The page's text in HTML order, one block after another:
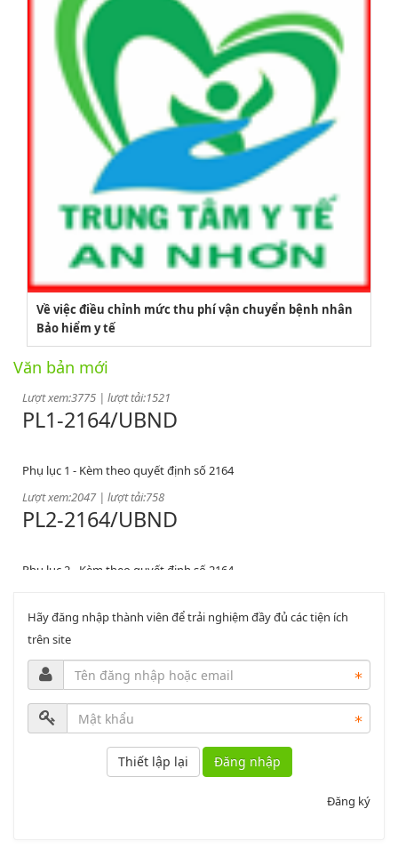
Về việc điều chỉnh mức thu phí vận chuyển bệnh nhân
Bảo hiểm y tế
Văn bản mới
2164/QĐUBND
Quyết định phê duyệt danh mục vị trí việc làm
Lượt xem:3775 | lượt tải:1521
PL1-2164/UBND
Lượt xem:2047 | lượt tải:758
PL2-2164/UBND
Lượt xem:2000 | lượt tải:1060
Phụ lục 3 - Kèm theo quyết định số 2164
Lượt xem:2011 | lượt tải:1159
52/2019/QH14
Luật sửa đổi, bổ sung một số điều của luật cán bộ, công chức. luật
Hãy đăng nhập thành viên để trải nghiệm đầy đủ các tiện ích
trên site
Đăng nhập
Đăng ký